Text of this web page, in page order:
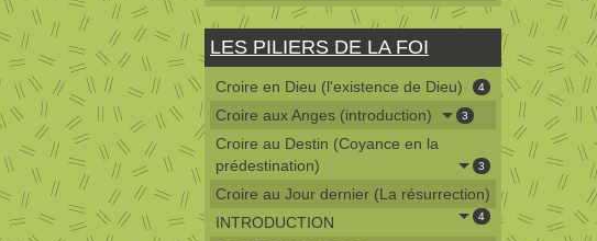
LES PILIERS DE LA FOI
Croire en Dieu (l'existence de Dieu) 4
Croire aux Anges (introduction) 3
Croire au Destin (Coyance en la
prédestination)
3
Croire au Jour dernier (La résurrection)
4
INTRODUCTION